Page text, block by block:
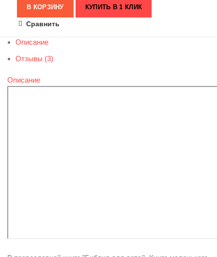
В КОРЗИНУ КУПИТЬ В 1 КЛИК
Сравнить
Описание
Отзывы (3)
Описание